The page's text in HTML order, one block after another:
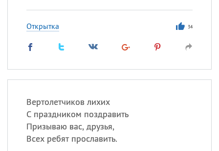
Открытка 34
Вертолетчиков лихих
С праздником поздравить
Призываю вас, друзья,
Всех ребят прославить.